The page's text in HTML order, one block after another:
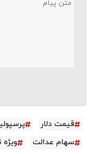
قیمت دلار
سهام عدالت
ویژه